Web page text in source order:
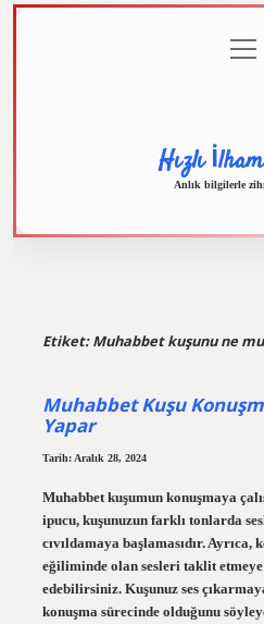
aç
Hızlı
Anlık bilgilerle
Etiket:Muhabbet kuşunu ne
Muhabbet Kuşu
Yapar
Tarih: Aralık 28, 2024
Muhabbet kuşumun konuşmaya
ipucu, kuşunuzun farklı tonlarda
cıvıldamaya başlamasıdır.
eğiliminde olan sesleri taklit etmeye
edebilirsiniz. Kuşunuz ses
konuşma sürecinde olduğunu